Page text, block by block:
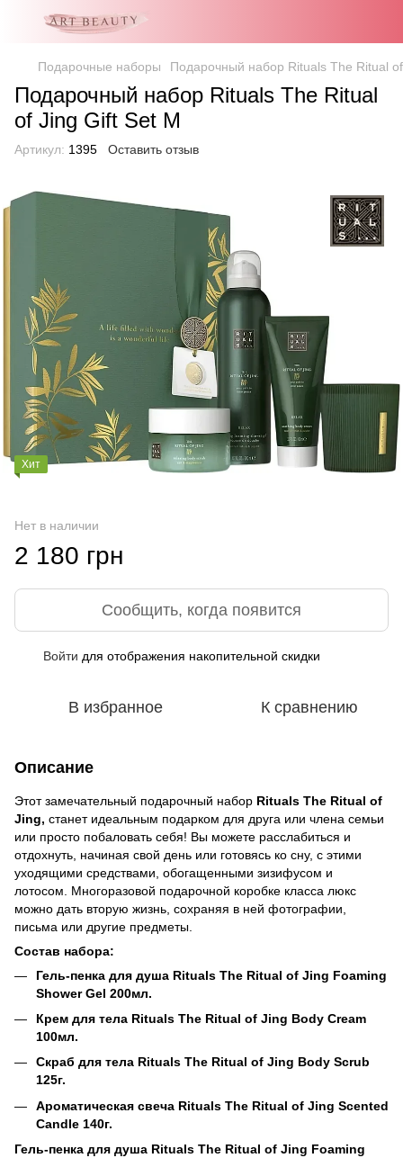
Подарочные наборы Подарочный набор Rituals The Ritual
Подарочный набор Rituals The Ritual
of Jing Gift Set М
Артикул: 1395 Оставить отзыв
Хит
Нет в наличии
2 180 грн
Сообщить, когда появится
Войти для отображения накопительной скидки
В избранное К сравнению
Описание
Этот замечательный подарочный набор Rituals The Ritual of
Jing, станет идеальным подарком для друга или члена семьи
или просто побаловать себя! Вы можете расслабиться и
отдохнуть, начиная свой день или готовясь ко сну, с этими
уходящими средствами, обогащенными зизифусом и
лотосом.
Многоразовой подарочной коробке класса люкс
можно дать вторую жизнь, сохраняя в ней фотографии,
письма или другие предметы.
Состав набора:
Гель-пенка для душа Rituals The Ritual of Jing Foaming
Shower Gel 200мл.
Крем для тела Rituals The Ritual of Jing Body Cream
100мл.
Скраб для тела Rituals The Ritual of Jing Body Scrub
125г.
Ароматическая свеча Rituals The Ritual of Jing Scented
Candle 140г.
Гель-пенка для душа Rituals The Ritual of Jing Foaming